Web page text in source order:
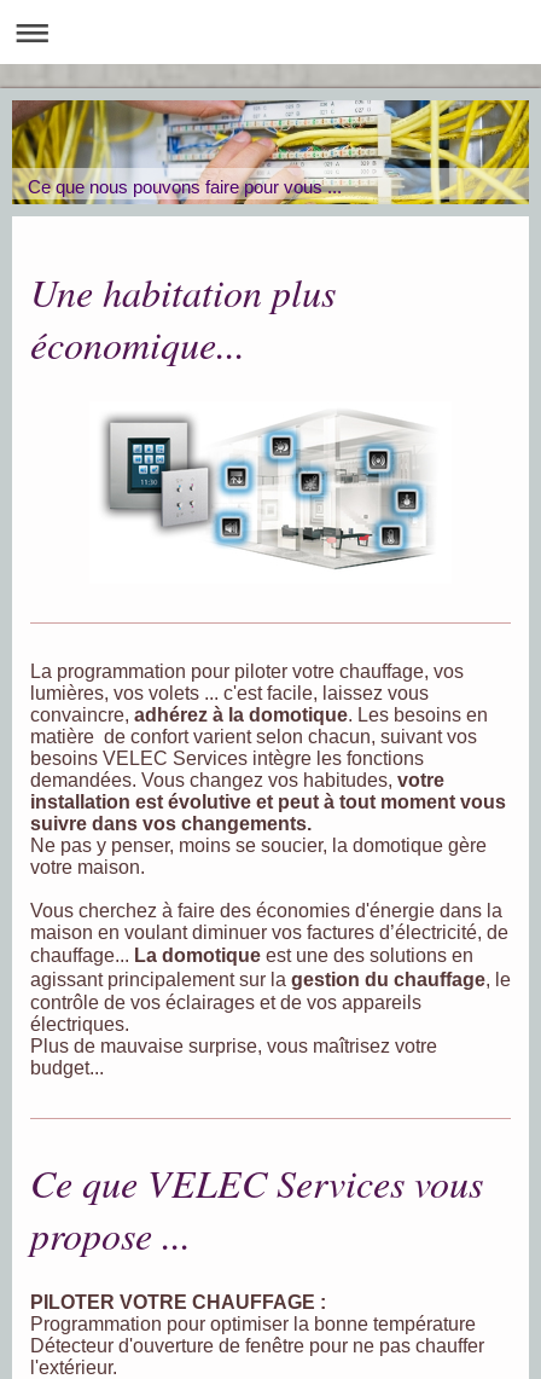
Ce que nous pouvons faire pour vous ...
Une habitation plus
économique...
La programmation pour piloter votre chauffage, vos
lumières, vos volets ... c'est facile, laissez vous
convaincre, adhérez à la domotique. Les besoins en
matière de confort varient selon chacun, suivant vos
besoins VELEC Services intègre les fonctions
demandées. Vous changez vos habitudes, votre
installation est évolutive et peut à tout moment vous
suivre dans vos changements.
Ne pas y penser, moins se soucier, la domotique gère
votre maison.
Vous cherchez à faire des économies d'énergie dans la
maison en voulant diminuer vos factures d’électricité, de
chauffage... La domotique est une des solutions en
agissant principalement sur la gestion du chauffage, le
contrôle de vos éclairages et de vos appareils
électriques.
Plus de mauvaise surprise, vous maîtrisez votre
budget...
Ce que VELEC Services vous
propose ...
PILOTER VOTRE CHAUFFAGE :
Programmation pour optimiser la bonne température
Détecteur d'ouverture de fenêtre pour ne pas chauffer
l'extérieur.